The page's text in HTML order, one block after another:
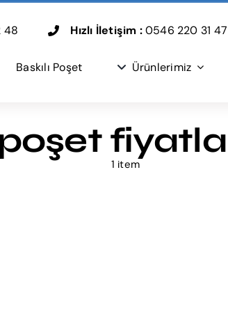
48 Hızlı İletişim :0546 220 31 47
Baskılı Poşet Ürünlerimiz
poşet
1 item